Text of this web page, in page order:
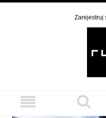
Zarejestruj